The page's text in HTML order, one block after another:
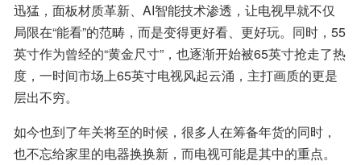
迅猛，面板材质革新、AI智能技术渗透，让电视早就不仅
局限在“能看”的范畴，而是变得更好看、更好玩。同时，55
英寸作为曾经的“黄金尺寸”，也逐渐开始被65英寸抢走了热
度，一时间市场上65英寸电视风起云涌，主打画质的更是
层出不穷。
如今也到了年关将至的时候，很多人在筹备年货的同时，
也不忘给家里的电器换换新，而电视可能是其中的重点。